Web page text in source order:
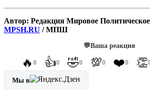
Автор: Редакция Мировое
MPSH.RU / МПШ
💬Ваша реакция
🔥 0 👍0 🤣0 💯0 ❤️0 👏
Мы в